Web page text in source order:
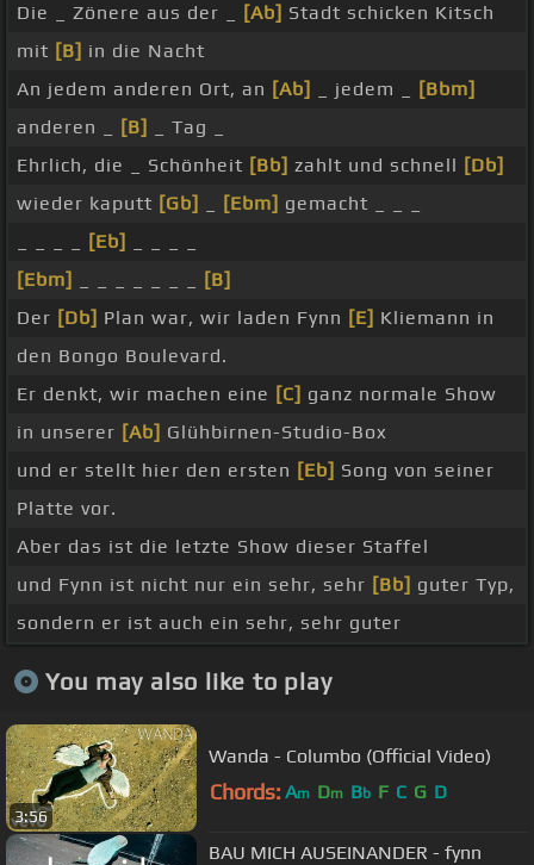
Die _ Zönere aus der _
[Ab] Stadt schicken Kitsch
mit [B] in die Nacht
An jedem anderen Ort, an [Ab] _ jedem _
[Bbm]
anderen _
[B]
_ Tag _
Ehrlich, die _ Schönheit [Bb] zahlt und schnell [Db]
wieder kaputt [Gb] [Ebm] gemacht _ _ _
[Eb]
[Ebm]
[B]
Der [Db] Plan war, wir laden Fynn [E] Kliemann in
den Bongo Boulevard.
Er denkt, wir machen eine [C] ganz normale Show
in unserer [Ab] Glühbirnen-Studio-Box
und er stellt hier den ersten [Eb] Song von seiner
Platte vor.
Aber das ist die letzte Show dieser Staffel
und Fynn ist nicht nur ein sehr, sehr [Bb] guter Typ,
sondern er ist auch ein sehr, sehr guter
You may also like to play
3:56
Wanda - Columbo (Official Video)
Chords: Am Dm Bb F C G D
BAU MICH AUSEINANDER - fynn